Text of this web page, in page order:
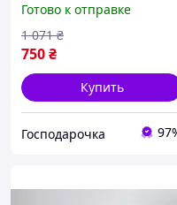
«Sugar/Coffee/Tea» на
подставке для чая, кофе и
сахара
Готово к отправке
750₴
1 071 ₴
Купить
Господарочка